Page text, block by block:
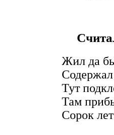
Жил да
Тут
Там
Сорок